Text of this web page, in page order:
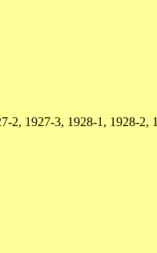
2, 1927-3, 1928-1, 1928-2,